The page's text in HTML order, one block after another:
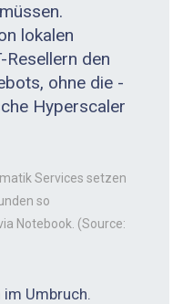
lokalen
den
ohne die
Hyperscaler
Services setzen
so
Notebook. (Source:
Umbruch.